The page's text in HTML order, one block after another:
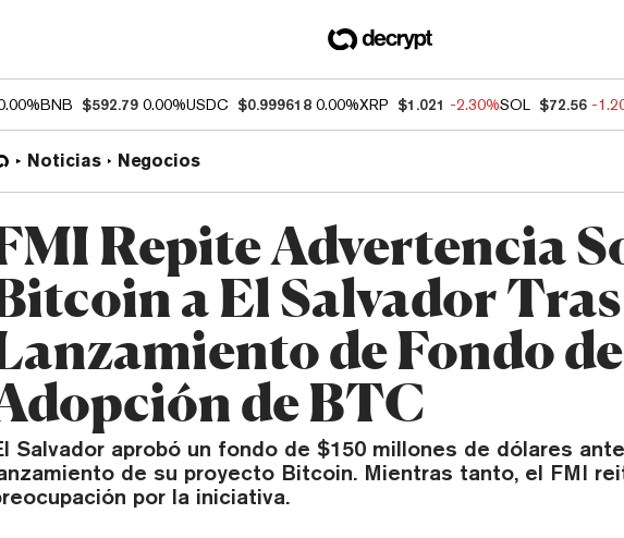
BNB $592.79 0.00%USDC $0.999618 0.00%XRP $1.021 -2.30%SOL $72.56 -
Noticias Negocios
Repite Advertencia
a El Salvador Tras
de Fondo de
de BTC
Salvador aprobó un fondo de $150 millones de dólares
de su proyecto Bitcoin. Mientras tanto, el FMI
por la iniciativa.